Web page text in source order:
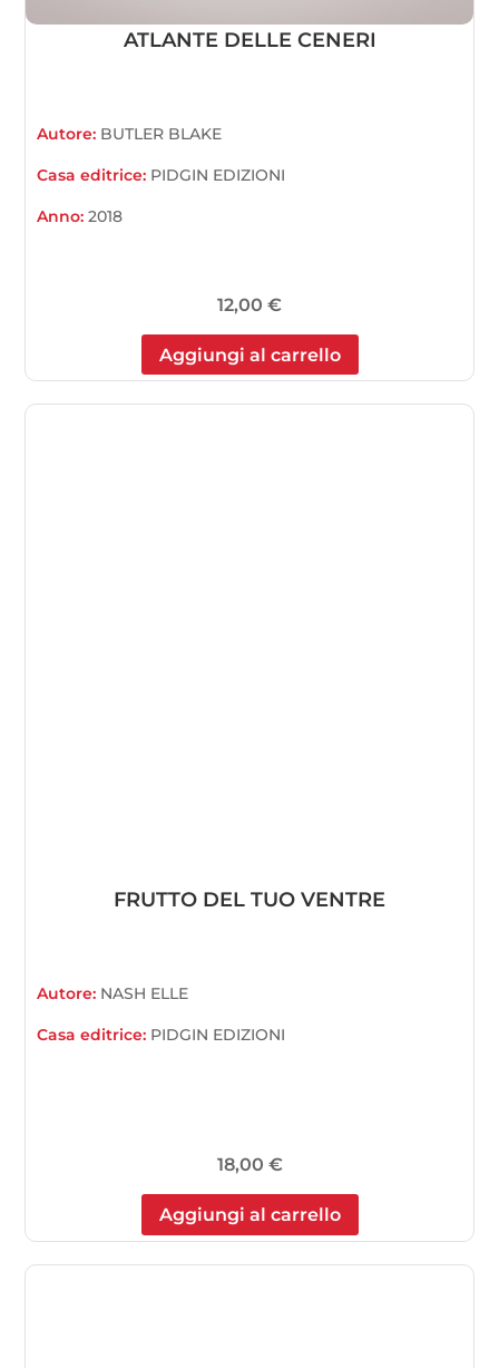
ATLANTE DELLE CENERI
Autore: BUTLER BLAKE
Casa editrice: PIDGIN EDIZIONI
Anno:2018
12,00 €
Aggiungi al carrello
FRUTTO DEL TUO VENTRE
Autore: NASH ELLE
Casa editrice: PIDGIN EDIZIONI
18,00 €
Aggiungi al carrello